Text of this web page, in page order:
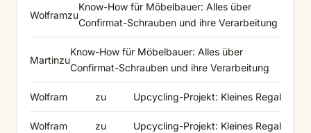
Wolframzu
Know-How für Möbelbauer: Alles über
Confirmat-Schrauben und ihre Verarbeitung
Martinzu
Know-How für Möbelbauer: Alles über
Confirmat-Schrauben und ihre Verarbeitung
Wolfram zu Upcycling-Projekt: Kleines Regal
Wolfram zu Upcycling-Projekt: Kleines Regal